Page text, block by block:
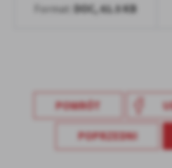
Format: DOC, 61.5 KB
POWRÓT
POPRZEDNI